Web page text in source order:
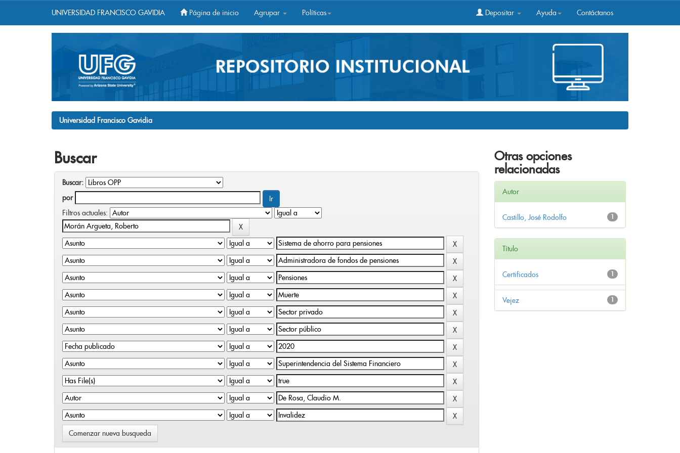
UNIVERSIDAD FRANCISCO GAVIDIA Página de inicio Agrupar Políticas Depositar Ayuda Contáctanos
Universidad Francisco Gavidia
Buscar
Buscar:
por
Filtros actuales:
Comenzar nueva busqueda
Otras opciones
relacionadas
Autor
1
Castillo, José Rodolfo
Título
1
Certificados
1
Vejez